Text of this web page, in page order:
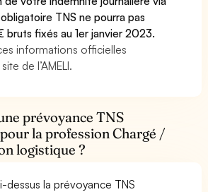
TNS ne pourra pas
bruts fixés au 1er janvier 2023.
informations officielles
de l’AMELI.
prévoyance TNS
la profession Chargé /
logistique ?
dessus la prévoyance TNS